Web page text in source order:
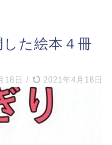
した絵本４冊
18日 / 2021年4月18日